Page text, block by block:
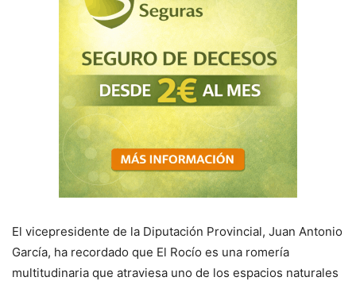
El vicepresidente de la Diputación Provincial, Juan Antonio
García, ha recordado que El Rocío es una romería
multitudinaria que atraviesa uno de los espacios naturales